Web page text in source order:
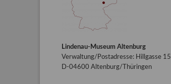
Lindenau-Museum Altenburg
Verwaltung/Postadresse: Hillgasse 15
D-04600 Altenburg/Thüringen